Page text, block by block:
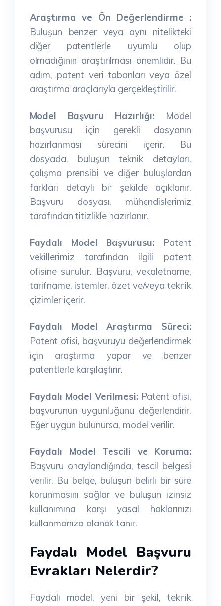
Araştırma ve Ön Değerlendirme :
Buluşun benzer veya aynı nitelikteki
diğer patentlerle uyumlu olup
olmadığının araştırılması önemlidir. Bu
adım, patent veri tabanları veya özel
araştırma araçlarıyla gerçekleştirilir.
Model Başvuru Hazırlığı: Model
başvurusu için gerekli dosyanın
hazırlanması sürecini içerir. Bu
dosyada, buluşun teknik detayları,
çalışma prensibi ve diğer buluşlardan
farkları detaylı bir şekilde açıklanır.
Başvuru dosyası, mühendislerimiz
tarafından titizlikle hazırlanır.
Faydalı Model Başvurusu: Patent
vekillerimiz tarafından ilgili patent
ofisine sunulur. Başvuru, vekaletname,
tarifname, istemler, özet ve/veya teknik
çizimler içerir.
Faydalı Model Araştırma Süreci:
Patent ofisi, başvuruyu değerlendirmek
için araştırma yapar ve benzer
patentlerle karşılaştırır.
Faydalı Model Verilmesi: Patent ofisi,
başvurunun uygunluğunu değerlendirir.
Eğer uygun bulunursa, model verilir.
Faydalı Model Tescili ve Koruma:
Başvuru onaylandığında, tescil belgesi
verilir. Bu belge, buluşun belirli bir süre
korunmasını sağlar ve buluşun izinsiz
kullanımına karşı yasal haklarınızı
kullanmanıza olanak tanır.
Faydalı Model Başvuru
Evrakları Nelerdir?
Faydalı model, yeni bir şekil, teknik